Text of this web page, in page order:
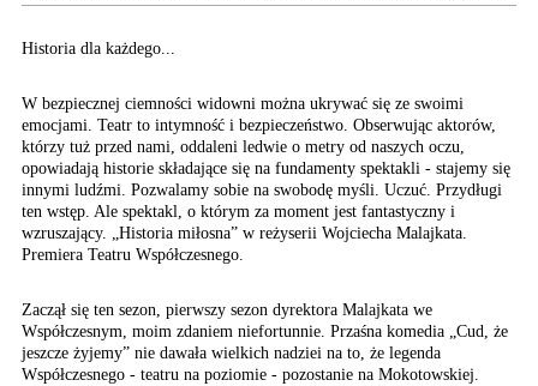
Historia dla każdego...
W bezpiecznej ciemności widowni można ukrywać się ze swoimi
emocjami. Teatr to intymność i bezpieczeństwo. Obserwując aktorów,
którzy tuż przed nami, oddaleni ledwie o metry od naszych oczu,
opowiadają historie składające się na fundamenty spektakli - stajemy się
innymi ludźmi. Pozwalamy sobie na swobodę myśli. Uczuć. Przydługi
ten wstęp. Ale spektakl, o którym za moment jest fantastyczny i
wzruszający. „Historia miłosna” w reżyserii Wojciecha Malajkata.
Premiera Teatru Współczesnego.
Zaczął się ten sezon, pierwszy sezon dyrektora Malajkata we
Współczesnym, moim zdaniem niefortunnie. Przaśna komedia „Cud, że
jeszcze żyjemy” nie dawała wielkich nadziei na to, że legenda
Współczesnego - teatru na poziomie - pozostanie na Mokotowskiej.